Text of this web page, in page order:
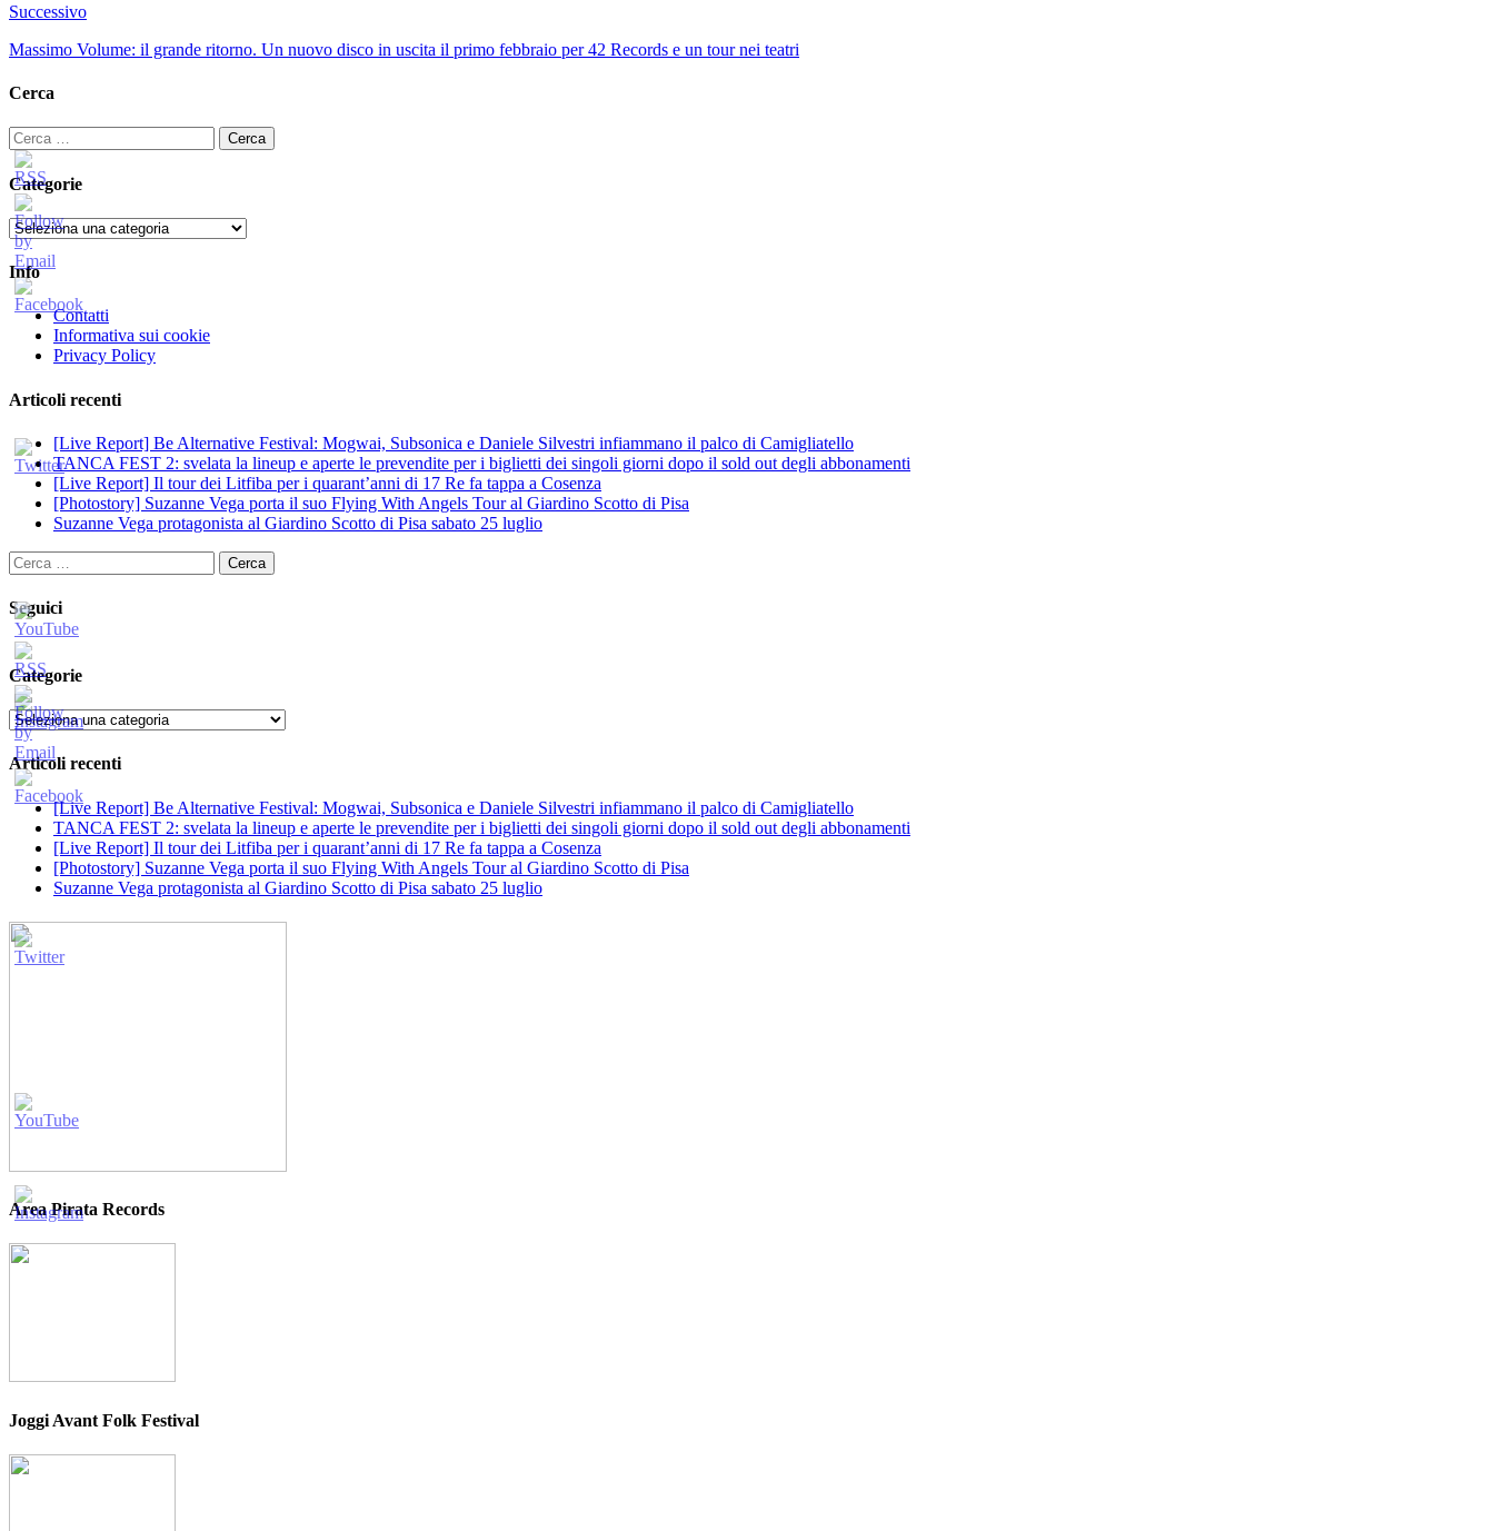
Successivo
Massimo Volume: il grande ritorno. Un nuovo disco in uscita il primo febbraio per 42 Records e un tour nei teatri
Cerca
Ricerca
per:
Categorie
Categorie
Info
Contatti
Informativa sui cookie
Privacy Policy
Articoli recenti
[Live Report] Be Alternative Festival: Mogwai, Subsonica e Daniele Silvestri infiammano il palco di Camigliatello
TANCA FEST 2: svelata la lineup e aperte le prevendite per i biglietti dei singoli giorni dopo il sold out degli abbonamenti
[Live Report] Il tour dei Litfiba per i quarant’anni di 17 Re fa tappa a Cosenza
[Photostory] Suzanne Vega porta il suo Flying With Angels Tour al Giardino Scotto di Pisa
Suzanne Vega protagonista al Giardino Scotto di Pisa sabato 25 luglio
Ricerca
per:
Seguici
Categorie
Categorie
Articoli recenti
[Live Report] Be Alternative Festival: Mogwai, Subsonica e Daniele Silvestri infiammano il palco di Camigliatello
TANCA FEST 2: svelata la lineup e aperte le prevendite per i biglietti dei singoli giorni dopo il sold out degli abbonamenti
[Live Report] Il tour dei Litfiba per i quarant’anni di 17 Re fa tappa a Cosenza
[Photostory] Suzanne Vega porta il suo Flying With Angels Tour al Giardino Scotto di Pisa
Suzanne Vega protagonista al Giardino Scotto di Pisa sabato 25 luglio
Area Pirata Records
Joggi Avant Folk Festival